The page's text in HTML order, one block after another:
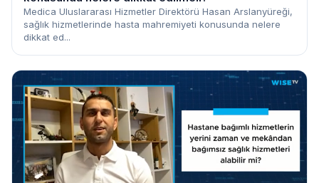
Medica Uluslararası Hizmetler Direktörü Hasan Arslanyüreği,
sağlık hizmetlerinde hasta mahremiyeti konusunda nelere
dikkat ed...